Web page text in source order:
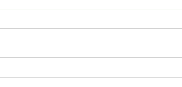
Desde el Frente Regional TUPAC
es...